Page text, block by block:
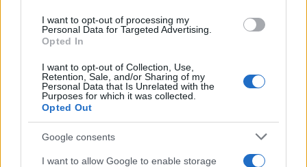
I want to opt-out of processing my
Personal Data for Targeted Advertising.
Opted In
I want to opt-out of Collection, Use,
Retention, Sale, and/or Sharing of my
Personal Data that Is Unrelated with the
Purposes for which it was collected.
Opted Out
Google consents
I want to allow Google to enable storage
Petróleo Brent cai 8.46% e arrasta commodities em queda
generalizada
Rafael Oliveira · 4 ago 2026